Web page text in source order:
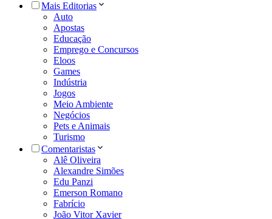
Mais Editorias
Auto
Apostas
Educação
Emprego e Concursos
Eloos
Games
Indústria
Jogos
Meio Ambiente
Negócios
Pets e Animais
Turismo
Comentaristas
Alê Oliveira
Alexandre Simões
Edu Panzi
Emerson Romano
Fabrício
João Vitor Xavier